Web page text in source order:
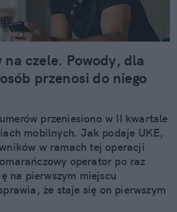
na czele. Powody, dla
przenosi do niego
przeniesiono w II kwartale
mobilnych. Jak podaje UKE,
w ramach tej operacji
operator po raz
na pierwszym miejscu
że staje się on pierwszym